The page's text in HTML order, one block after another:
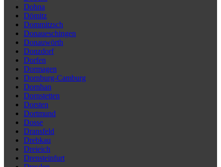
Dohna
Dömitz
Dommitzsch
Donaueschingen
Donauwörth
Donzdorf
Dorfen
Dormagen
Dornburg-Camburg
Dornhan
Dornstetten
Dorsten
Dortmund
Dosse
Dransfeld
Drebkau
Dreieich
Drensteinfurt